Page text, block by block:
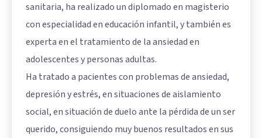
sanitaria, ha realizado un diplomado en magisterio
con especialidad en educación infantil, y también es
experta en el tratamiento de la ansiedad en
adolescentes y personas adultas.
Ha tratado a pacientes con problemas de ansiedad,
depresión y estrés, en situaciones de aislamiento
social, en situación de duelo ante la pérdida de un ser
querido, consiguiendo muy buenos resultados en sus